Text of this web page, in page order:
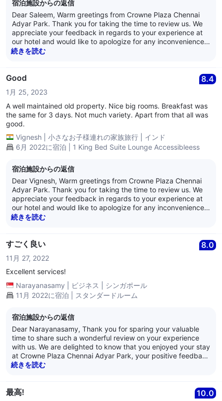
宿泊施設からの返信
Dear Saleem, Warm greetings from Crowne Plaza Chennai
Adyar Park. Thank you for taking the time to review us. We
appreciate your feedback in regards to your experience at
our hotel and would like to apologize for any inconvenience
caused. We have highlighted the issue to the relevant team
and operations. We eagerly look forward to hosting you
Regards, Anand Nair General Manager Crowne Plaza
Chennai Adyar Park
続きを読む
Good 8.4
1月 25, 2023
A well maintained old property. Nice big rooms. Breakfast was
the same for 3 days. Not much variety. Apart from that all was
good.
Vignesh
小さなお子様連れの家族旅行
インド
6月 2022に宿泊 | 1 King Bed Suite Lounge Accessibleess
宿泊施設からの返信
Dear Vignesh, Warm greetings from Crowne Plaza Chennai
Adyar Park. Thank you for taking the time to review us. We
appreciate your feedback in regards to your experience at
our hotel and would like to apologize for any inconvenience
caused. We have highlighted the issue to the relevant team
and operations. Your mention of our team members is
received your kind feedback. We eagerly look forward to
hosting you again soon. We hope you have a lovely day
Plaza Chennai Adyar Park
続きを読む
すごく良い 8.0
11月 27, 2022
Excellent services!
Narayanasamy
ビジネス
シンガポール
11月 2022に宿泊 | スタンダードルーム
宿泊施設からの返信
Dear Narayanasamy, Thank you for sparing your valuable
time to share such a wonderful review on your experience
with us. We are delighted to know that you enjoyed your stay
at Crowne Plaza Chennai Adyar Park, your positive feedback
will act as source of inspiration for us. Your kind words
always. We are glad to hear that you enjoyed your breakfast
続きを読む
最高! 10.0